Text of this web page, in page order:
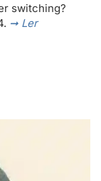
switching?
➞ Ler